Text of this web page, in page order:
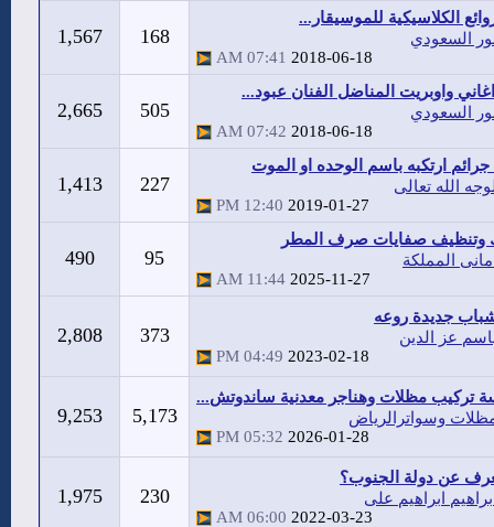
الكلاسيكية للموسيقار...
السعودي
2018-06-18
07:41 AM
168
1,567
واوبريت المناضل الفنان عبود...
السعودي
2018-06-18
07:42 AM
505
2,665
جرائم ارتكبه باسم الوحده او الموت
الله تعالى
2019-01-27
12:40 PM
227
1,413
وتنظيف صفايات صرف المطر
المملكة
2025-11-27
11:44 AM
95
490
جديدة روعه
عز الدين
2023-02-18
04:49 PM
373
2,808
تركيب مظلات وهناجر معدنية ساندوتش...
وسواترالرياض
2026-01-28
05:32 PM
5,173
9,253
عن دولة الجنوب؟
ابراهيم على
2022-03-23
06:00 AM
230
1,975